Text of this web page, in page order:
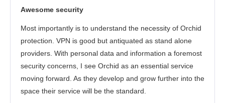
Awesome security
Most importantly is to understand the necessity of Orchid
protection. VPN is good but antiquated as stand alone
providers. With personal data and information a foremost
security concerns, I see Orchid as an essential service
moving forward. As they develop and grow further into the
space their service will be the standard.